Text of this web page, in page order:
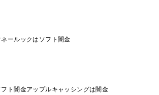
ネールックはソフト闇金
フト闇金アップルキャッシングは闇金